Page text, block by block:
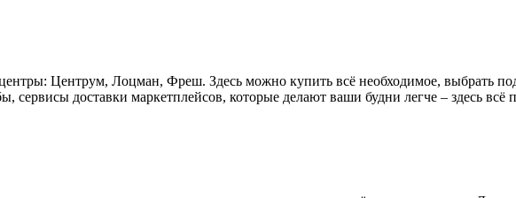
Центрум, Лоцман, Фреш. Здесь можно купить всё необходимое, выбрать
сервисы доставки маркетплейсов, которые делают ваши будни легче – здесь всё